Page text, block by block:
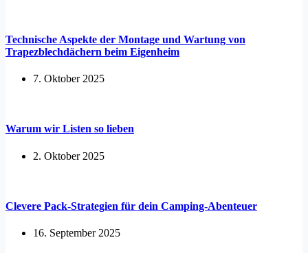
Technische Aspekte der Montage und Wartung von
Trapezblechdächern beim Eigenheim
7. Oktober 2025
Warum wir Listen so lieben
2. Oktober 2025
Clevere Pack-Strategien für dein Camping-Abenteuer
16. September 2025